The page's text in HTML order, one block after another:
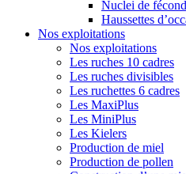
Nuclei de
Haussettes
Nos exploitations
Nos exploitations
Les ruches 10 cadres
Les ruches divisibles
Les ruchettes 6 cadres
Les MaxiPlus
Les MiniPlus
Les Kielers
Production de miel
Production de pollen